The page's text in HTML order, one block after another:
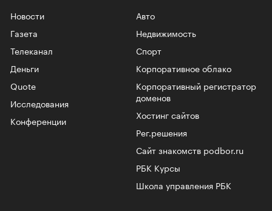
Новости
Газета
Телеканал
Авто
Недвижимость
Спорт
Корпоративное облако
Корпоративный регистратор
доменов
Хостинг сайтов
Рег.решения
Сайт знакомств podbor.ru
РБК Курсы
Школа управления РБК
Деньги
Quote
Исследования
Конференции